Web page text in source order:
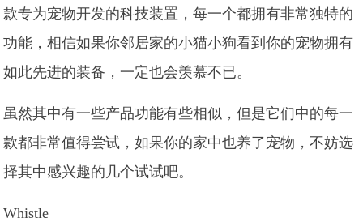
款专为宠物开发的科技装置，每一个都拥有非常独特的
功能，相信如果你邻居家的小猫小狗看到你的宠物拥有
如此先进的装备，一定也会羡慕不已。
虽然其中有一些产品功能有些相似，但是它们中的每一
款都非常值得尝试，如果你的家中也养了宠物，不妨选
择其中感兴趣的几个试试吧。
Whistle